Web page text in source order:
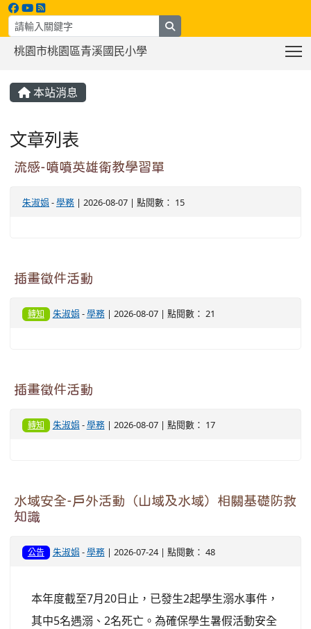
桃園市桃園區青溪國民小學
本站消息
文章列表
流感-噴噴英雄衛教學習單
朱淑娟 -學務 | 2026-08-07 | 點閱數： 15
插畫徵件活動
轉知 朱淑娟 -學務| 2026-08-07 | 點閱數： 21
插畫徵件活動
轉知 朱淑娟 -學務| 2026-08-07 | 點閱數： 17
水域安全-戶外活動（山域及水域）相關基礎防救
知識
公告 朱淑娟 -學務| 2026-07-24 | 點閱數： 48
本年度截至7月20日止，已發生2起學生溺水事件，
其中5名遇溺、2名死亡。為確保學生暑假活動安全